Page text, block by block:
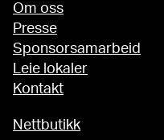
Om oss
Presse
Sponsorsamarbeid
Leie lokaler
Kontakt
Nettbutikk